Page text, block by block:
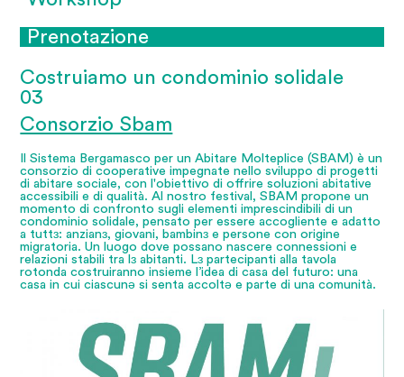
Prenotazione
Costruiamo un condominio solidale
03
Consorzio Sbam
Il Sistema Bergamasco per un Abitare Molteplice (SBAM) è un
consorzio di cooperative impegnate nello sviluppo di progetti
di abitare sociale, con l'obiettivo di offrire soluzioni abitative
accessibili e di qualità. Al nostro festival, SBAM propone un
momento di confronto sugli elementi imprescindibili di un
condominio solidale, pensato per essere accogliente e adatto
a tuttɜ: anzianɜ, giovani, bambinɜ e persone con origine
migratoria. Un luogo dove possano nascere connessioni e
relazioni stabili tra lɜ abitanti. Lɜ partecipanti alla tavola
rotonda costruiranno insieme l’idea di casa del futuro: una
casa in cui ciascunǝ si senta accoltǝ e parte di una comunità.